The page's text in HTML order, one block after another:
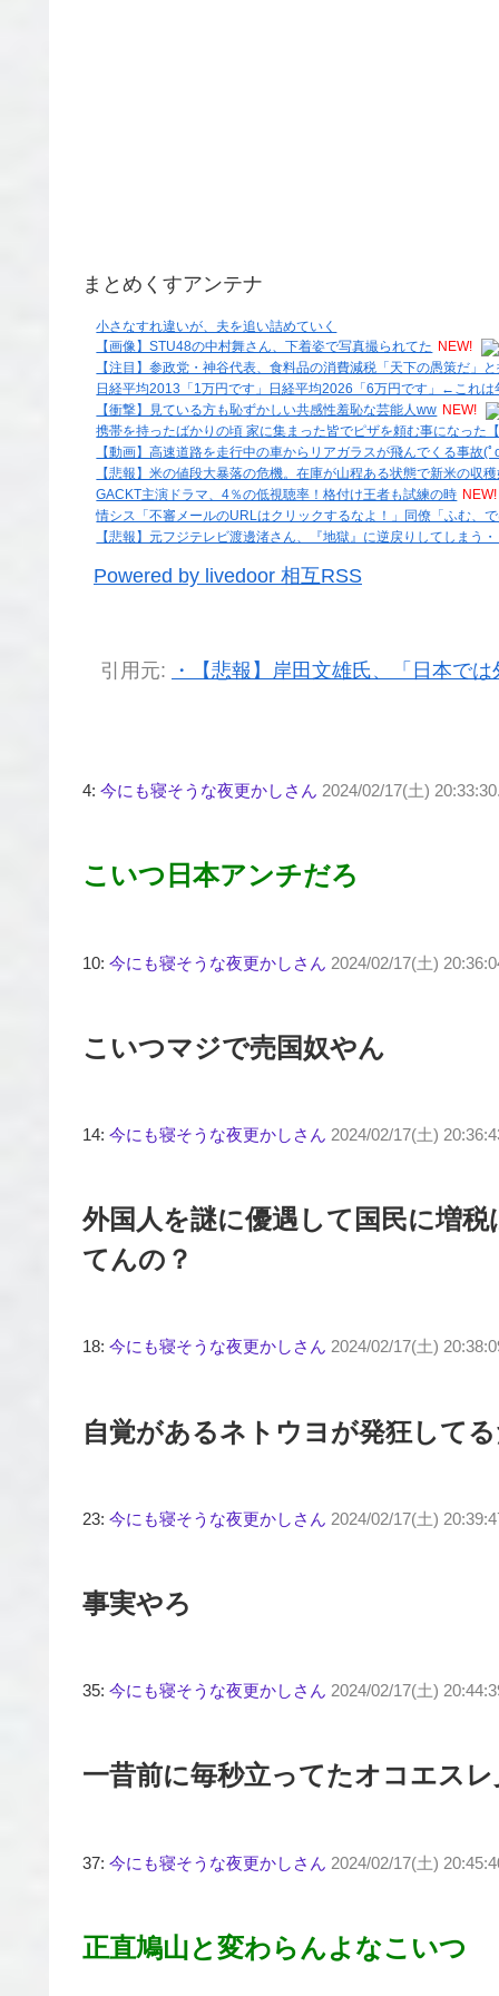
まとめくすアンテナ
小さなすれ違いが、夫を追い詰めていく
【画像】STU48の中村舞さん、下着姿で写真撮られてた NEW!
【注目】参政党・神谷代表、食料品の消費減税「天下の愚策だ」
日経平均2013「1万円です」日経平均2026「6万円です」←これ
【衝撃】見ている方も恥ずかしい共感性羞恥な芸能人ww NEW!
携帯を持ったばかりの頃 家に集まった皆でピザを頼む事になった
【動画】高速道路を走行中の車からリアガラスが飛んでくる事故(ﾟ
【悲報】米の値段大暴落の危機。在庫が山程ある状態で新米の収
GACKT主演ドラマ、4％の低視聴率！格付け王者も試練の時 NEW!
情シス「不審メールのURLはクリックするなよ！」同僚「ふむ、
【悲報】元フジテレビ渡邊渚さん、『地獄』に逆戻りしてしまう
Powered by livedoor 相互RSS
引用元: ・【悲報】岸田文雄氏、「日本で
4: 今にも寝そうな夜更かしさん 2024/02/17(土)
こいつ日本アンチだろ
10: 今にも寝そうな夜更かしさん 2024/02/17(土)
こいつマジで売国奴やん
14: 今にも寝そうな夜更かしさん 2024/02/17(土)
外国人を謎に優遇して国民に増
てんの？
18: 今にも寝そうな夜更かしさん 2024/02/17(土)
自覚があるネトウヨが発狂して
23: 今にも寝そうな夜更かしさん 2024/02/17(土)
事実やろ
35: 今にも寝そうな夜更かしさん 2024/02/17(土)
一昔前に毎秒立ってたオコエス
37: 今にも寝そうな夜更かしさん 2024/02/17(土)
正直鳩山と変わらんよなこいつ